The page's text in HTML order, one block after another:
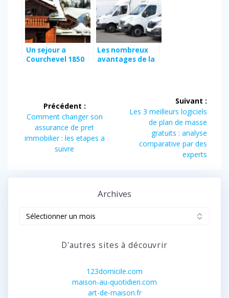
Un sejour a
Courchevel 1850
Les nombreux
avantages de la
de
l’article
Précédent :
Article
précédent :
Comment changer son
assurance de pret
immobilier : les etapes a
suivre
Suivant :
Article
suivant :
Les 3 meilleurs logiciels
de plan de masse
gratuits : analyse
comparative par des
experts
Archives
D'autres sites à découvrir
123domicile.com
maison-au-quotidien.com
art-de-maison.fr